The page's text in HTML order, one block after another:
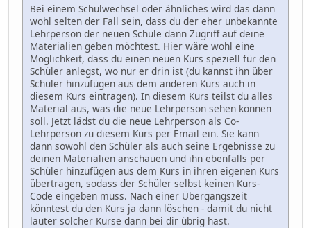
Bei einem Schulwechsel oder ähnliches wird das dann
wohl selten der Fall sein, dass du der eher unbekannte
Lehrperson der neuen Schule dann Zugriff auf deine
Materialien geben möchtest. Hier wäre wohl eine
Möglichkeit, dass du einen neuen Kurs speziell für den
Schüler anlegst, wo nur er drin ist (du kannst ihn über
Schüler hinzufügen aus dem anderen Kurs auch in
diesem Kurs eintragen). In diesem Kurs teilst du alles
Material aus, was die neue Lehrperson sehen können
soll. Jetzt lädst du die neue Lehrperson als Co-
Lehrperson zu diesem Kurs per Email ein. Sie kann
dann sowohl den Schüler als auch seine Ergebnisse zu
deinen Materialien anschauen und ihn ebenfalls per
Schüler hinzufügen aus dem Kurs in ihren eigenen Kurs
übertragen, sodass der Schüler selbst keinen Kurs-
Code eingeben muss. Nach einer Übergangszeit
könntest du den Kurs ja dann löschen - damit du nicht
lauter solcher Kurse dann bei dir übrig hast.